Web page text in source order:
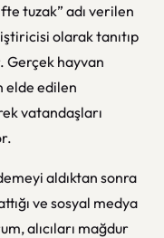
tuzak” adı verilen
olarak tanıtıp
Gerçek hayvan
elde edilen
vatandaşları
aldıktan sonra
ve sosyal medya
alıcıları mağdur